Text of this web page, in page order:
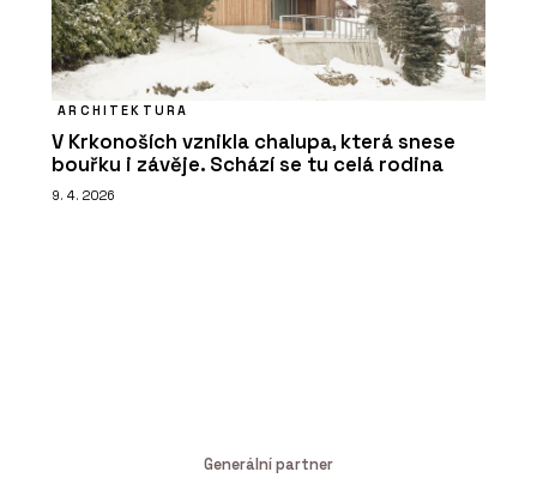
ARCHITEKTURA
V Krkonoších vznikla chalupa, která snese
bouřku i závěje. Schází se tu celá rodina
9. 4. 2026
Generální partner